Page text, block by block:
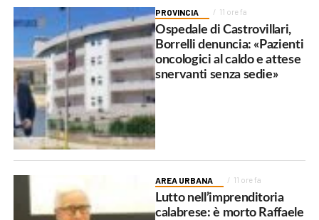
PROVINCIA 11 ore fa
Ospedale di Castrovillari,
Borrelli denuncia: «Pazienti
oncologici al caldo e attese
snervanti senza sedie»
AREA URBANA 11 ore fa
Lutto nell’imprenditoria
calabrese: è morto Raffaele